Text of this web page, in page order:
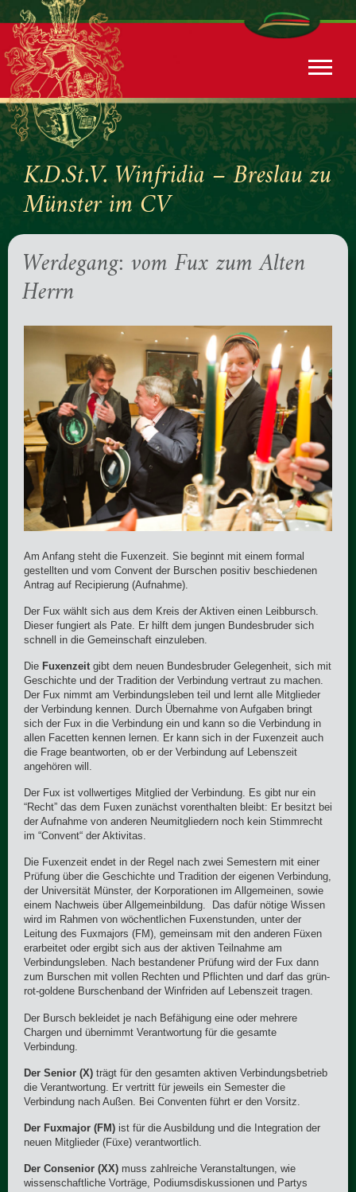
K.D.St.V. Winfridia – Breslau zu
Münster im CV
Werdegang: vom Fux zum Alten
Herrn
Am Anfang steht die Fuxenzeit. Sie beginnt mit einem formal
gestellten und vom Convent der Burschen positiv beschiedenen
Antrag auf Recipierung (Aufnahme).
Der Fux wählt sich aus dem Kreis der Aktiven einen Leibbursch.
Dieser fungiert als Pate. Er hilft dem jungen Bundesbruder sich
schnell in die Gemeinschaft einzuleben.
Die Fuxenzeitgibt dem neuen Bundesbruder Gelegenheit, sich mit
Geschichte und der Tradition der Verbindung vertraut zu machen.
Der Fux nimmt am Verbindungsleben teil und lernt alle Mitglieder
der Verbindung kennen. Durch Übernahme von Aufgaben bringt
sich der Fux in die Verbindung ein und kann so die Verbindung in
allen Facetten kennen lernen. Er kann sich in der Fuxenzeit auch
die Frage beantworten, ob er der Verbindung auf Lebenszeit
angehören will.
Der Fux ist vollwertiges Mitglied der Verbindung. Es gibt nur ein
“Recht” das dem Fuxen zunächst vorenthalten bleibt: Er besitzt bei
der Aufnahme von anderen Neumitgliedern noch kein Stimmrecht
im “Convent“ der Aktivitas.
Die Fuxenzeit endet in der Regel nach zwei Semestern mit einer
Prüfung über die Geschichte und Tradition der eigenen Verbindung,
der Universität Münster, der Korporationen im Allgemeinen, sowie
einem Nachweis über Allgemeinbildung. Das dafür nötige Wissen
wird im Rahmen von wöchentlichen Fuxenstunden, unter der
Leitung des Fuxmajors (FM), gemeinsam mit den anderen Füxen
erarbeitet oder ergibt sich aus der aktiven Teilnahme am
Verbindungsleben. Nach bestandener Prüfung wird der Fux dann
zum Burschen mit vollen Rechten und Pflichten und darf das grün-
rot-goldene Burschenband der Winfriden auf Lebenszeit tragen.
Der Bursch bekleidet je nach Befähigung eine oder mehrere
Chargen und übernimmt Verantwortung für die gesamte
Verbindung.
Der Senior (X) trägt für den gesamten aktiven Verbindungsbetrieb
die Verantwortung. Er vertritt für jeweils ein Semester die
Verbindung nach Außen. Bei Conventen führt er den Vorsitz.
Der Fuxmajor (FM) ist für die Ausbildung und die Integration der
neuen Mitglieder (Füxe) verantwortlich.
Der Consenior (XX) muss zahlreiche Veranstaltungen, wie
wissenschaftliche Vorträge, Podiumsdiskussionen und Partys